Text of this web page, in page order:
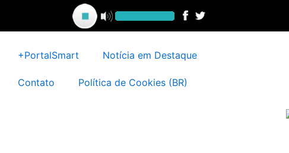
conteúdo
+PortalSmart Notícia em Destaque
Contato Política de Cookies (BR)